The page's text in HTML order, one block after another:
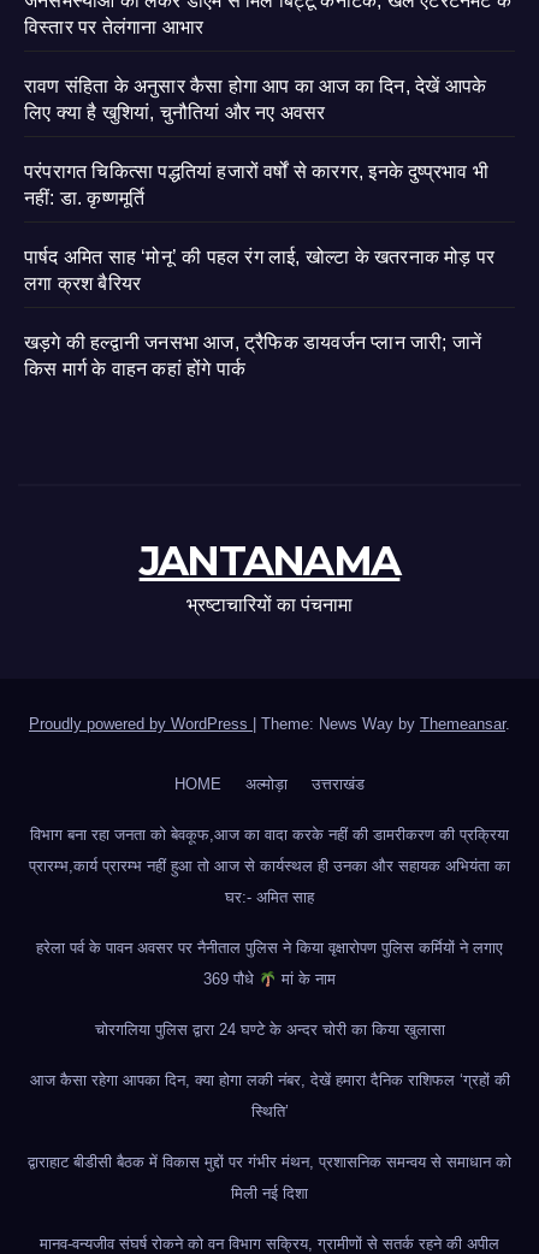
विस्तार पर तेलंगाना आभार
रावण संहिता के अनुसार कैसा होगा आप का आज का दिन, देखें आपके
लिए क्या है खुशियां, चुनौतियां और नए अवसर
परंपरागत चिकित्सा पद्धतियां हजारों वर्षों से कारगर, इनके दुष्प्रभाव भी
नहीं: डा. कृष्णमूर्ति
पार्षद अमित साह ‘मोनू’ की पहल रंग लाई, खोल्टा के खतरनाक मोड़ पर
लगा क्रश बैरियर
खड़गे की हल्द्वानी जनसभा आज, ट्रैफिक डायवर्जन प्लान जारी; जानें
किस मार्ग के वाहन कहां होंगे पार्क
JANTANAMA
भ्रष्टाचारियों का पंचनामा
Proudly powered by WordPress Theme: News Way by Themeansar.
HOME अल्मोड़ा उत्तराखंड
विभाग बना रहा जनता को बेवकूफ,आज का वादा करके नहीं की डामरीकरण की प्रक्रिया
प्रारम्भ,कार्य प्रारम्भ नहीं हुआ तो आज से कार्यस्थल ही उनका और सहायक अभियंता का
घर:- अमित साह
हरेला पर्व के पावन अवसर पर नैनीताल पुलिस ने किया वृक्षारोपण पुलिस कर्मियों ने लगाए
369 पौधे
मां के नाम
चोरगलिया पुलिस द्वारा 24 घण्टे के अन्दर चोरी का किया खुलासा
आज कैसा रहेगा आपका दिन, क्या होगा लकी नंबर, देखें हमारा दैनिक राशिफल ‘ग्रहों की
स्थिति’
द्वाराहाट बीडीसी बैठक में विकास मुद्दों पर गंभीर मंथन, प्रशासनिक समन्वय से समाधान को
मिली नई दिशा
मानव-वन्यजीव संघर्ष रोकने को वन विभाग सक्रिय, ग्रामीणों से सतर्क रहने की अपील